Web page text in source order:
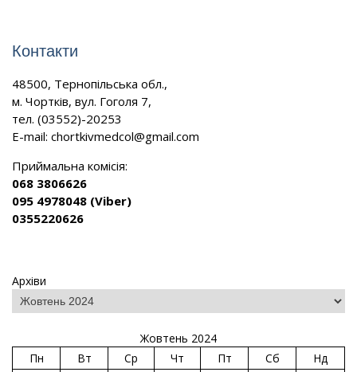
Контакти
48500, Тернопільська обл.,
м. Чортків, вул. Гоголя 7,
тел. (03552)-20253
E-mail: chortkivmedcol@gmail.com
Приймальна комісія:
068 3806626
095 4978048 (Viber)
0355220626
Архіви
Жовтень 2024
Пн
Вт Ср Чт Пт Сб
Нд